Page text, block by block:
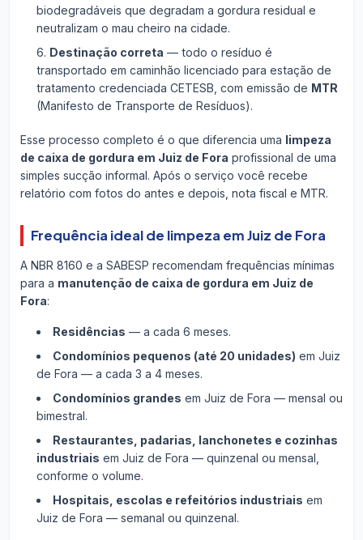
biodegradáveis que degradam a gordura residual e
neutralizam o mau cheiro na cidade.
Destinação correta — todo o resíduo é
transportado em caminhão licenciado para estação de
tratamento credenciada CETESB, com emissão de MTR
(Manifesto de Transporte de Resíduos).
Esse processo completo é o que diferencia uma limpeza
de caixa de gordura em Juiz de Fora profissional de uma
simples sucção informal. Após o serviço você recebe
relatório com fotos do antes e depois, nota fiscal e MTR.
Frequência ideal de limpeza em Juiz de Fora
A NBR 8160 e a SABESP recomendam frequências mínimas
para a manutenção de caixa de gordura em Juiz de
Fora:
Residências — a cada 6 meses.
Condomínios pequenos (até 20 unidades) em Juiz
de Fora — a cada 3 a 4 meses.
Condomínios grandes em Juiz de Fora — mensal ou
bimestral.
Restaurantes, padarias, lanchonetes e cozinhas
industriais em Juiz de Fora — quinzenal ou mensal,
conforme o volume.
Hospitais, escolas e refeitórios industriais em
Juiz de Fora — semanal ou quinzenal.